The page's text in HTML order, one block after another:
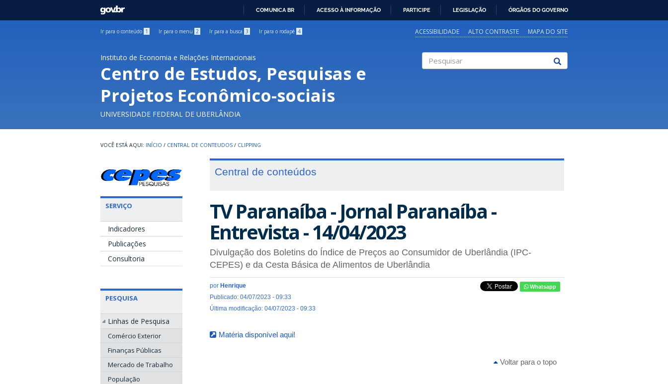
GOVBR
COMUNICA BR ACESSO À INFORMAÇÃO PARTICIPE LEGISLAÇÃO ÓRGÃOS DO GOVERNO
Ir para o conteúdo 1 Ir para o menu 2 Ir para a busca 3 Ir para o rodapé 4 ACESSIBILIDADE ALTO CONTRASTE MAPA DO SITE
Instituto de Economia e Relações Internacionais
Centro de Estudos, Pesquisas e
Projetos Econômico-sociais
UNIVERSIDADE FEDERAL DE UBERLÂNDIA
INÍCIO / CENTRAL DE CONTEUDOS / CLIPPING
SERVIÇO
Indicadores
Publicações
Consultoria
PESQUISA
Linhas de Pesquisa
Comércio Exterior
Finanças Públicas
Mercado de Trabalho
População
Central de conteúdos
TV Paranaíba - Jornal Paranaíba -
Entrevista - 14/04/2023
Divulgação dos Boletins do Índice de Preços ao Consumidor de Uberlândia (IPC-
CEPES) e da Cesta Básica de Alimentos de Uberlândia
por Henrique
Publicado: 04/07/2023 - 09:33
Última modificação: 04/07/2023 - 09:33
Whatsapp
Matéria disponível aqui!
Voltar para o topo